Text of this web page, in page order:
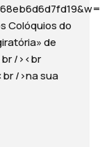
Colóquios do
de
/><br
/>na sua